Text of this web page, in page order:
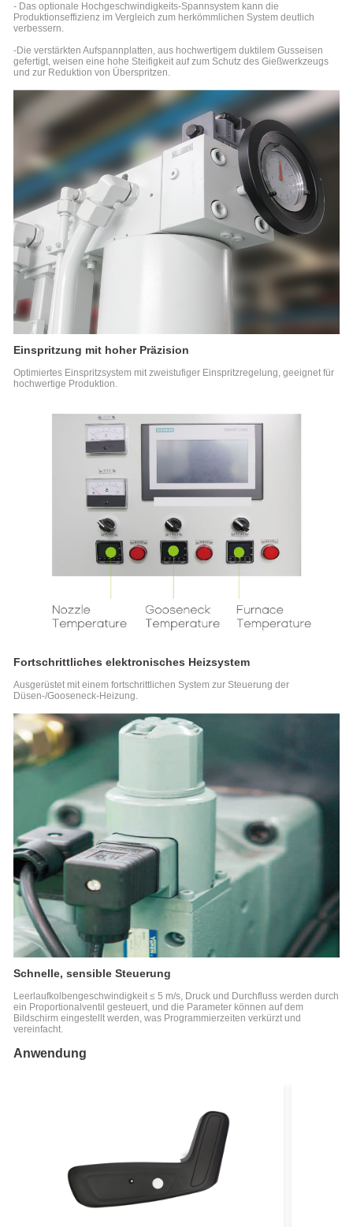
- Das optionale Hochgeschwindigkeits-Spannsystem kann die
Produktionseffizienz im Vergleich zum herkömmlichen System deutlich
verbessern.
-Die verstärkten Aufspannplatten, aus hochwertigem duktilem Gusseisen
gefertigt, weisen eine hohe Steifigkeit auf zum Schutz des Gießwerkzeugs
und zur Reduktion von Überspritzen.
Einspritzung mit hoher Präzision
Optimiertes Einspritzsystem mit zweistufiger Einspritzregelung, geeignet für
hochwertige Produktion.
Fortschrittliches elektronisches Heizsystem
Ausgerüstet mit einem fortschrittlichen System zur Steuerung der
Düsen-/Gooseneck-Heizung.
Schnelle, sensible Steuerung
Leerlaufkolbengeschwindigkeit ≤ 5 m/s, Druck und Durchfluss werden durch
ein Proportionalventil gesteuert, und die Parameter können auf dem
Bildschirm eingestellt werden, was Programmierzeiten verkürzt und
vereinfacht.
Anwendung